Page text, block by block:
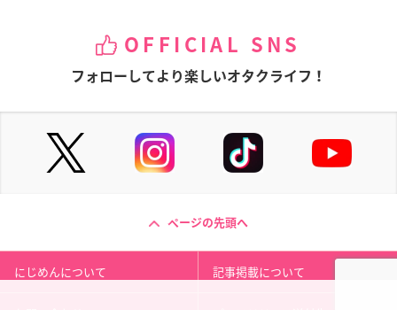
OFFICIAL SNS
フォローしてより楽しいオタクライフ！
ページの先頭へ
にじめんについて 記事掲載について